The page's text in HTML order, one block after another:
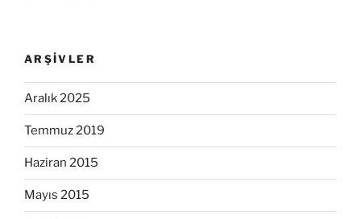
ARŞIVLER
Aralık 2025
Temmuz 2019
Haziran 2015
Mayıs 2015